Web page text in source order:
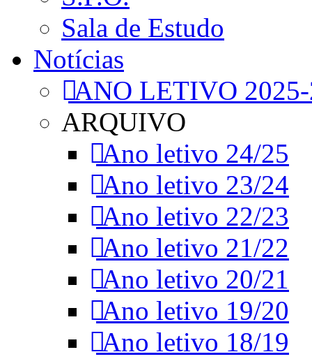
Sala de Estudo
Notícias
ANO LETIVO
ARQUIVO
Ano letivo 24/25
Ano letivo 23/24
Ano letivo 22/23
Ano letivo 21/22
Ano letivo 20/21
Ano letivo 19/20
Ano letivo 18/19